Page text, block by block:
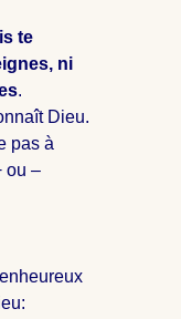
te
ni
.
Dieu.
pas à
ou –